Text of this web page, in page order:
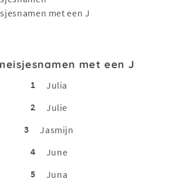
met een J
met een J
1
Julia
2
Julie
3
Jasmijn
4
June
5
Juna